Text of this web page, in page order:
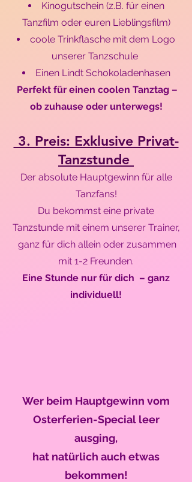
Kinogutschein (z.B. für einen
Tanzfilm oder euren Lieblingsfilm)
coole Trinkflasche mit dem Logo
unserer Tanzschule
Einen Lindt Schokoladenhasen
Perfekt für einen coolen Tanztag –
ob zuhause oder unterwegs!
3. Preis: Exklusive Privat-
Tanzstunde
Der absolute Hauptgewinn für alle
Tanzfans!
Du bekommst eine private
Tanzstunde mit einem unserer Trainer,
ganz für dich allein oder zusammen
mit 1-2 Freunden.
Eine Stunde nur für dich – ganz
individuell!
Wer beim Hauptgewinn vom
Osterferien-Special leer
ausging,
hat natürlich auch etwas
bekommen!